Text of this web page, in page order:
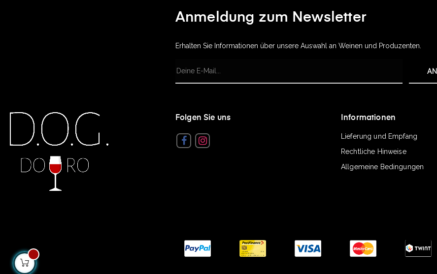
Anmeldung zum Newsletter
Erhalten Sie Informationen über unsere Auswahl an Weinen und Produzenten.
Folgen Sie uns
Facebook
Informationen
Lieferung und Empfang
Rechtliche Hinweise
Allgemeine Bedingungen